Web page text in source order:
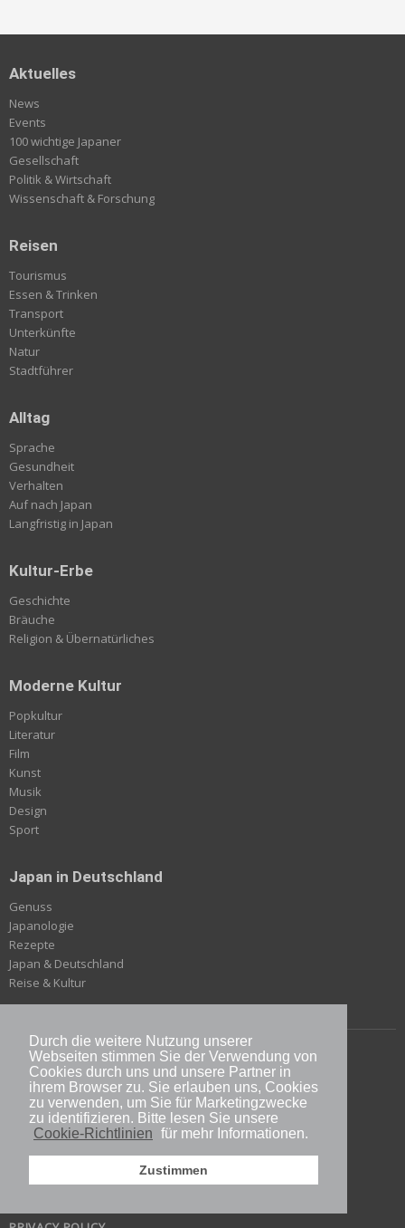
Durch die weitere Nutzung unserer
Webseiten stimmen Sie der Verwendung von
Cookies durch uns und unsere Partner in
ihrem Browser zu. Sie erlauben uns, Cookies
zu verwenden, um Sie für Marketingzwecke
zu identifizieren. Bitte lesen Sie unsere
Cookie-Richtlinien für mehr Informationen.
Zustimmen
Aktuelles
News
Events
100 wichtige Japaner
Gesellschaft
Politik & Wirtschaft
Wissenschaft & Forschung
Reisen
Tourismus
Essen & Trinken
Transport
Unterkünfte
Natur
Stadtführer
Alltag
Sprache
Gesundheit
Verhalten
Auf nach Japan
Langfristig in Japan
Kultur-Erbe
Geschichte
Bräuche
Religion & Übernatürliches
Moderne Kultur
Popkultur
Literatur
Film
Kunst
Musik
Design
Sport
Japan in Deutschland
Genuss
Japanologie
Rezepte
Japan & Deutschland
Reise & Kultur
ÜBER JAPANDIGEST
IMPRESSUM
KONTAKT
E-BOOK
SHOP
AUTOR WERDEN